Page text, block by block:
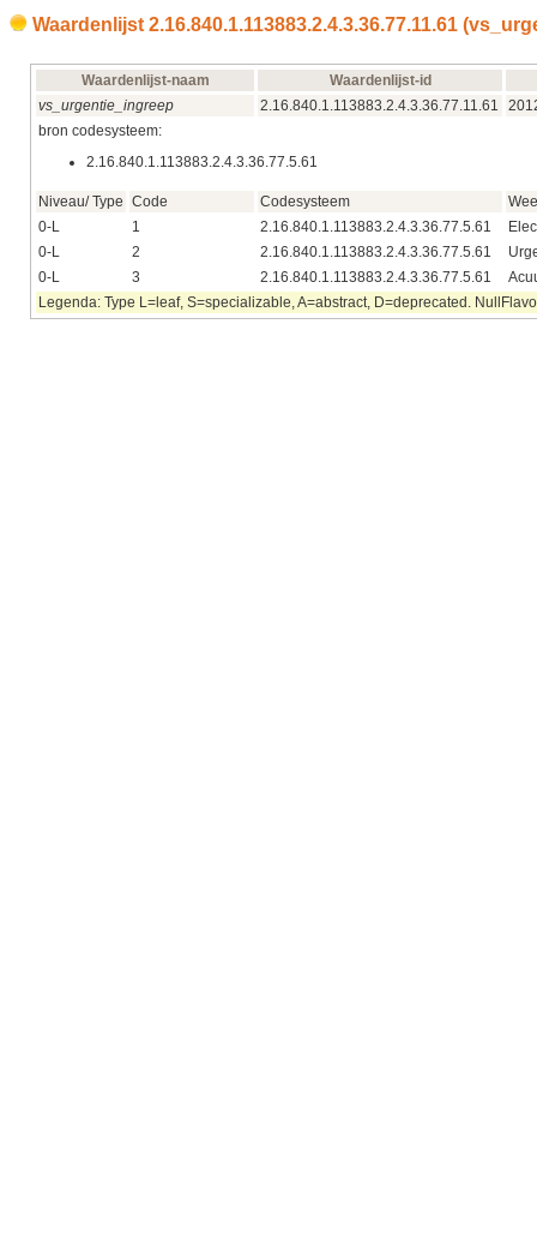
Waardenlijst 2.16.840.1.113883.2.4.3.36.77.11.61
Waardenlijst-naam
Waardenlijst-id
vs_urgentie_ingreep
2.16.840.1.113883.2.4.3.36.77.11.61
bron codesysteem:
2.16.840.1.113883.2.4.3.36.77.5.61
Niveau/ Type Code Codesysteem
0-L
1 2.16.840.1.113883.2.4.3.36.77.5.61
0-L
2 2.16.840.1.113883.2.4.3.36.77.5.61
0-L
3 2.16.840.1.113883.2.4.3.36.77.5.61
Legenda: Type L=leaf, S=specializable, A=abstract, D=deprecated.